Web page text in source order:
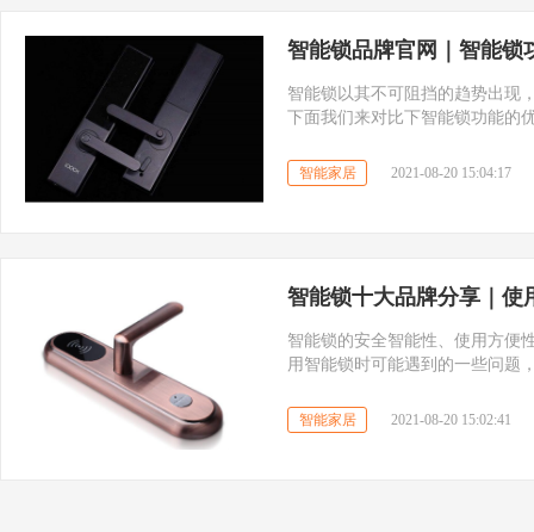
智能锁品牌官网｜智能锁
智能锁以其不可阻挡的趋势出现
下面我们来对比下智能锁功能的
智能家居 2021-08-20 15:04:17
智能锁十大品牌分享｜使
智能锁的安全智能性、使用方便
用智能锁时可能遇到的一些问题
智能家居 2021-08-20 15:02:41